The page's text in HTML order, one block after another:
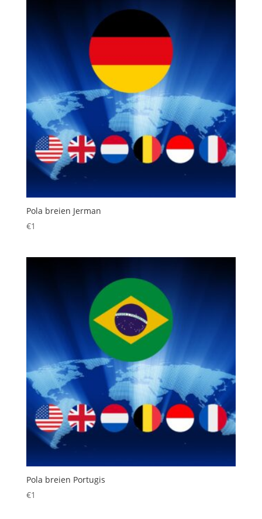
Pola breien Jerman
€1
Pola breien Portugis
€1